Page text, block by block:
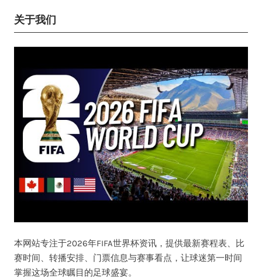
关于我们
本网站专注于2026年FIFA世界杯资讯，提供最新赛程表、比
赛时间、转播安排、门票信息与赛事看点，让球迷第一时间
掌握这场全球瞩目的足球盛宴。